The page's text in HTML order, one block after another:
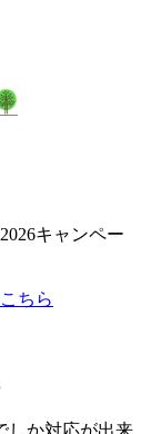
キャンペー
ちら